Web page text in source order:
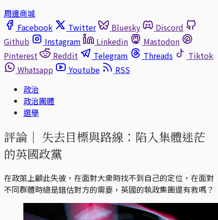
周邊商城
Facebook
Twitter Bluesky
Discord
Github
Instagram Linkedin
Mastodon
Pinterest
Reddit Telegram Threads
Tiktok
Whatsapp
Youtube
RSS
政治
政治團體
選舉
評論｜ 失去目標與路線：陷入集體迷茫
的英國政黨
在政策上顧此失彼，在面對大衆時找不到自己的定位，在面對
不同群體時總是錯估對方的需要，英國的執政集團還有救嗎？